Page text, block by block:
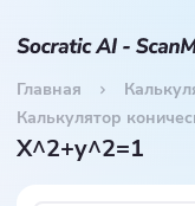
Главная
Калькулятор
X^2+y^2=1